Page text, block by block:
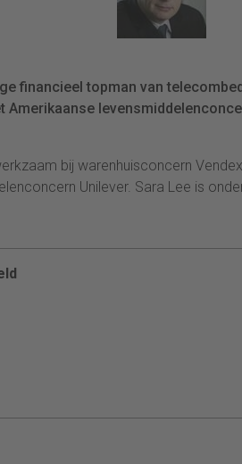
financieel topman van
Amerikaanse
bij warenhuisconcern
Unilever. Sara Lee is